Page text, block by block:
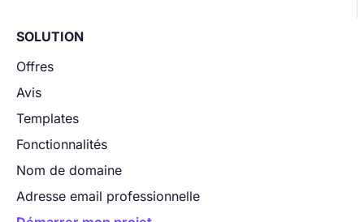
SOLUTION
Offres
Avis
Templates
Fonctionnalités
Nom de domaine
Adresse email professionnelle